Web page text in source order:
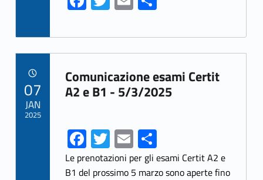
ce
b
o
o
k
w
itt
er
m
ai
l
ar
e
Link identifier archive #link-archive-28431
Comunicazione esami Certit
A2 e B1 - 5/3/2025
Fa
ce
T
w
E
m
S
h
Le prenotazioni per gli esami Certit A2 e
B1 del prossimo 5 marzo sono aperte fino
07
JAN
2025